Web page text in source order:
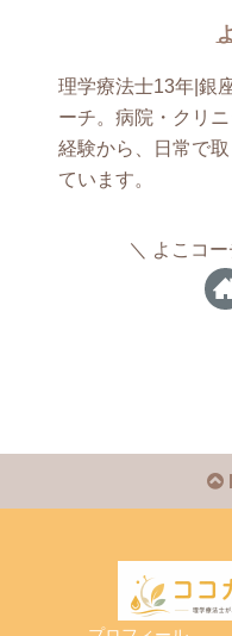
理学療法士13年|銀
ーチ。病院・クリ
経験から、日常で
ています。
よこコ